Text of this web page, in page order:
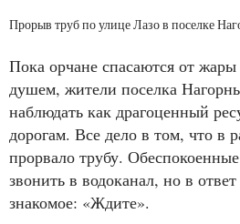
Прорыв труб по улице Лазо в поселке
Пока орчане спасаются от
душем, жители поселка
наблюдать как драгоценный
дорогам. Все дело в том, что в
прорвало трубу.
звонить в водоканал, но в
знакомое: «Ждите».